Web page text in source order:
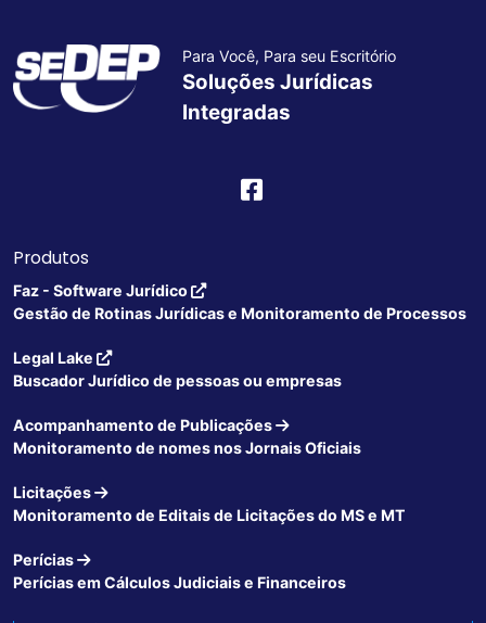
Para Você, Para seu Escritório
Soluções Jurídicas
Integradas
Produtos
Faz - Software Jurídico
Gestão de Rotinas Jurídicas e Monitoramento de Processos
Legal Lake
Buscador Jurídico de pessoas ou empresas
Acompanhamento de Publicações
Monitoramento de nomes nos Jornais Oficiais
Licitações
Monitoramento de Editais de Licitações do MS e MT
Perícias
Perícias em Cálculos Judiciais e Financeiros